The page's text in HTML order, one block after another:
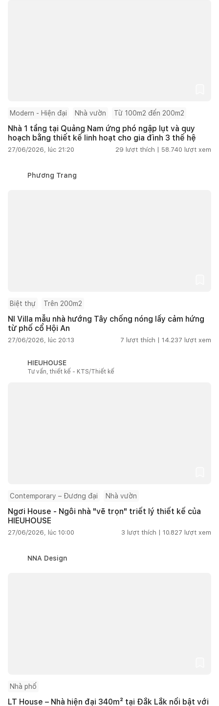
Modern - Hiện đại Nhà vườn Từ 100m2 đến 200m2
Nhà 1 tầng tại Quảng Nam ứng phó ngập lụt và quy
hoạch bằng thiết kế linh hoạt cho gia đình 3 thế hệ
27/06/2026, lúc 21:20 29 lượt thích | 58.740 lượt xem
Phương Trang
Biệt thự Trên 200m2
NI Villa mẫu nhà hướng Tây chống nóng lấy cảm hứng
từ phố cổ Hội An
27/06/2026, lúc 20:13 7 lượt thích | 14.237 lượt xem
HIEUHOUSE
Tư vấn, thiết kế - KTS/Thiết kế
Contemporary – Đương đại Nhà vườn
Ngơi House - Ngôi nhà "vẽ trọn" triết lý thiết kế của
HIEUHOUSE
27/06/2026, lúc 10:00 3 lượt thích | 10.827 lượt xem
NNA Design
Nhà phố
LT House – Nhà hiện đại 340m² tại Đắk Lắk nổi bật với